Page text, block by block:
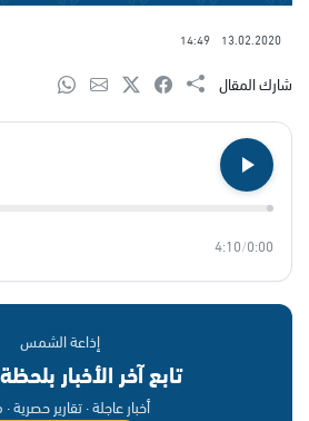
13.02.2020
14:49
شارك المقال
0:00
/
4:10
إذاعة الشمس
تابع آخر الأخبار
أخبار عاجلة · تقارير حصرية